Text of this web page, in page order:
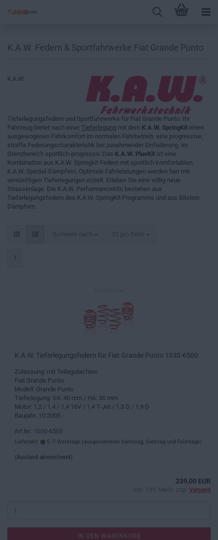
K.A.W. Federn & Sportfahrwerke Fiat Grande Punto
K.A.W.
Tieferlegungsfedern und Sportfahrwerke für Fiat Grande Punto. Ihr
Fahrzeug bietet nach einer Tieferlegung mit dem K.A.W. SpringKit einen
ausgewogenen Fahrkomfort im normalen Fahrbetrieb, eine progressive,
straffe Federungscharakteristik bei zunehmender Einfederung, im
Grenzbereich sportlich-progressiv. Das K.A.W. PlusKit ist eine
Kombination aus K.A.W. Springkit Federn mit sportlich komfortablen
K.A.W. Spezial-Dämpfern. Optimale Fahrleistungen werden hier mit
vernünftigen Tieferlegungen erzielt. Erleben Sie eine völlig neue
Strassenlage. Die K.A.W. PerformanceKits bestehen aus
Tieferlegungsfedern des K.A.W. SpringKit Programms und aus Bilstein
Dämpfern.
1
K.A.W. Tieferlegungsfedern für Fiat Grande Punto 1030-6500
Zulassung: mit Teilegutachten
Fiat Grande Punto
Modell: Grande Punto
Tieferlegung: VA: 40 mm / HA: 30 mm
Motor: 1,2 / 1,4 / 1,4 16V / 1,4 T-Jet / 1,3 D / 1,9 D
Baujahr: 10.2005 -
Art.Nr.: 1030-6500
Lieferzeit:
5 -7 Werktage (ausgenommen Samstag, Sonntag und Feiertage)
.
(Ausland abweichend)
239,00 EUR
Versand
IN DEN WARENKORB